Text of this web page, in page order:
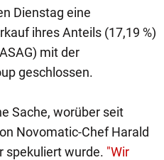
Dienstag eine
ihres Anteils (17,19 %)
mit der
geschlossen.
Sache, worüber seit
Novomatic-Chef Harald
spekuliert wurde. "Wir